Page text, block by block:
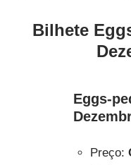
Bilhete
Eggs-
Preço: